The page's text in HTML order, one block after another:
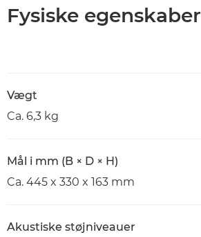
Fysiske egenskaber
Vægt
Ca. 6,3 kg
Mål i mm (B × D × H)
Ca. 445 x 330 x 163 mm
Akustiske støjniveauer